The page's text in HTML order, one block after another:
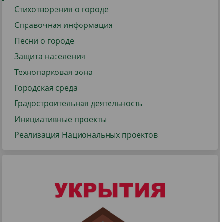
Стихотворения о городе
Справочная информация
Песни о городе
Защита населения
Технопарковая зона
Городская среда
Градостроительная деятельность
Инициативные проекты
Реализация Национальных проектов